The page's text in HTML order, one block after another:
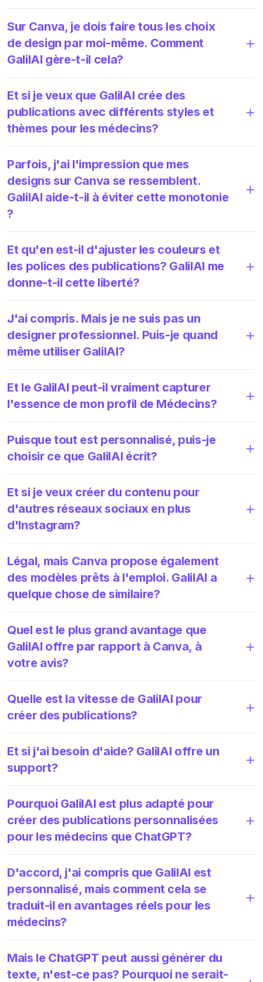
Sur Canva, je dois faire tous les choix
de design par moi-même. Comment
GalilAI gère-t-il cela?
Et si je veux que GalilAI crée des
publications avec différents styles et
thèmes pour les médecins?
Parfois, j'ai l'impression que mes
designs sur Canva se ressemblent.
GalilAI aide-t-il à éviter cette monotonie
?
Et qu'en est-il d'ajuster les couleurs et
les polices des publications? GalilAI me
donne-t-il cette liberté?
J'ai compris. Mais je ne suis pas un
designer professionnel. Puis-je quand
même utiliser GalilAI?
Et le GalilAI peut-il vraiment capturer
l'essence de mon profil de Médecins?
Puisque tout est personnalisé, puis-je
choisir ce que GalilAI écrit?
Et si je veux créer du contenu pour
d'autres réseaux sociaux en plus
d'Instagram?
Légal, mais Canva propose également
des modèles prêts à l'emploi. GalilAI a
quelque chose de similaire?
Quel est le plus grand avantage que
GalilAI offre par rapport à Canva, à
votre avis?
Quelle est la vitesse de GalilAI pour
créer des publications?
Et si j'ai besoin d'aide? GalilAI offre un
support?
Pourquoi GalilAI est plus adapté pour
créer des publications personnalisées
pour les médecins que ChatGPT?
D'accord, j'ai compris que GalilAI est
personnalisé, mais comment cela se
traduit-il en avantages réels pour les
médecins?
Mais le ChatGPT peut aussi générer du
texte, n'est-ce pas? Pourquoi ne serait-